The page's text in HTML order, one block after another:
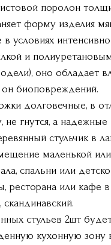
поролон
форму изделия
в условиях
и
оно обладает
он биоповреждений.
долговечные, в
гнутся, а надежные
стульчик в
маленькой
спальни или
ресторана или кафе
скандинавский.
стульев 2шт
кухонную зону